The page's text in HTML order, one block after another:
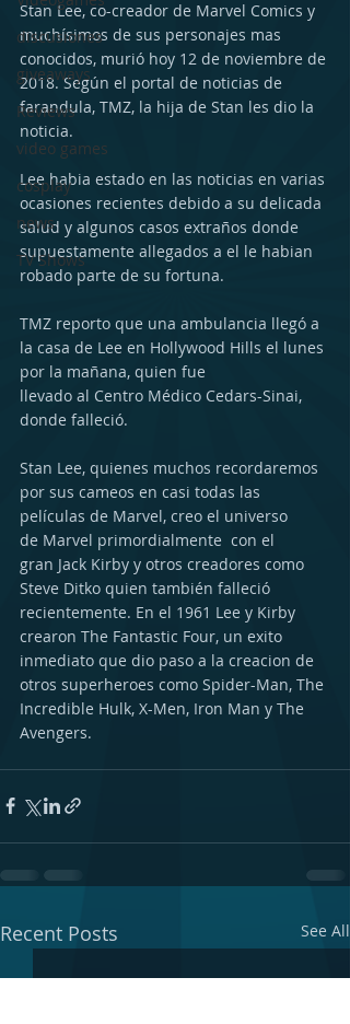
discusiones
giveaways
Reviews
video games
cosplay
news
TV Shows
Stan Lee, co-creador de Marvel Comics y
muchísimos de sus personajes mas
conocidos, murió hoy 12 de noviembre de
2018. Según el portal de noticias de
farandula, TMZ, la hija de Stan les dio la
noticia.
Lee habia estado en las noticias en varias
ocasiones recientes debido a su delicada
salud y algunos casos extraños donde
supuestamente allegados a el le habian
robado parte de su fortuna.
TMZ reporto que una ambulancia llegó a
la casa de Lee en Hollywood Hills el lunes
por la mañana, quien fue
llevado al Centro Médico Cedars-Sinai,
donde falleció.
Stan Lee, quienes muchos recordaremos
por sus cameos en casi todas las
películas de Marvel, creo el universo
de Marvel primordialmente  con el
gran Jack Kirby y otros creadores como
Steve Ditko quien también falleció
recientemente. En el 1961 Lee y Kirby
crearon The Fantastic Four, un exito
inmediato que dio paso a la creacion de
otros superheroes como Spider-Man, The
Incredible Hulk, X-Men, Iron Man y The
Avengers.
Recent Posts See All